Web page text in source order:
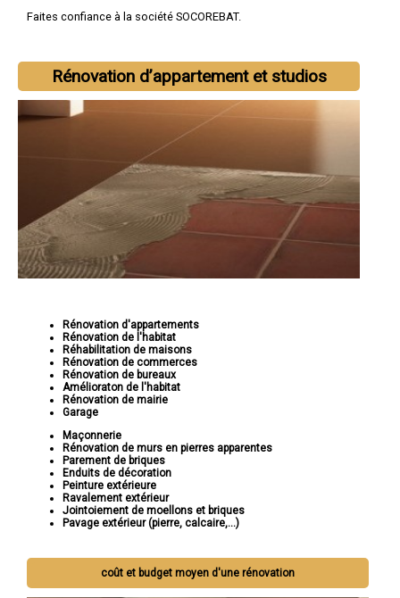
Faites confiance à la société SOCOREBAT.
Rénovation d’appartement et studios
Rénovation d'appartements
Rénovation de l'habitat
Réhabilitation de maisons
Rénovation de commerces
Rénovation de bureaux
Amélioraton de l'habitat
Rénovation de mairie
Garage
Maçonnerie
Rénovation de murs en pierres apparentes
Parement de briques
Enduits de décoration
Peinture extérieure
Ravalement extérieur
Jointoiement de moellons et briques
Pavage extérieur (pierre, calcaire,...)
coût et budget moyen d'une rénovation